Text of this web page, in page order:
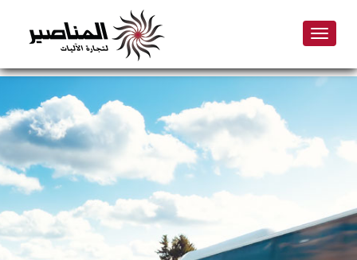
content
Toggle
navigation